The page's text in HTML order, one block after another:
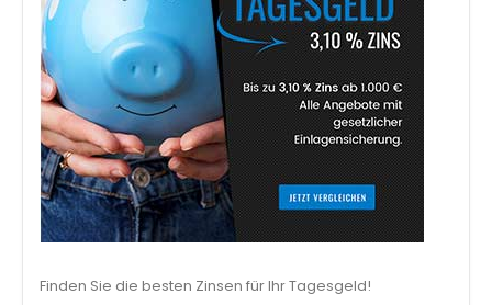
Finden Sie die besten Zinsen für Ihr Tagesgeld!